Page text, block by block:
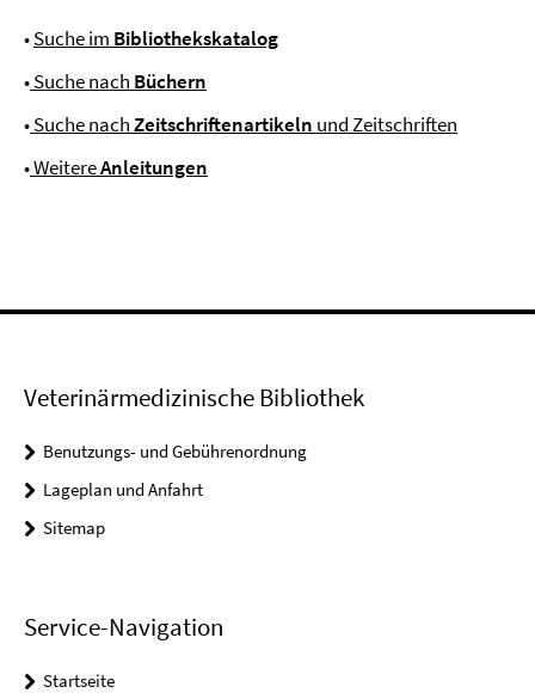
•Suche im Bibliothekskatalog
•Suche nach Büchern
•Suche nachZeitschriftenartikeln und Zeitschriften
•WeitereAnleitungen
Veterinärmedizinische Bibliothek
Benutzungs- und Gebührenordnung
Lageplan und Anfahrt
Sitemap
Service-Navigation
Startseite